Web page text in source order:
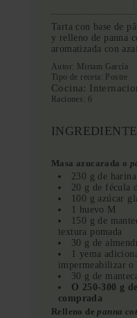
Tarta con base de
y relleno de panna
aromatizada con
Autor: Miriam García
Tipo de receta: Postre
Cocina:
Raciones: 6
Masa azucarada o
230 g de
20 g de fécula
100 g azúcar
1 huevo M
150 g de
textura pomada
30 g de
1 yema
impermeabilizar o
30 g de
O 250-300 g de
comprada
Relleno depanna